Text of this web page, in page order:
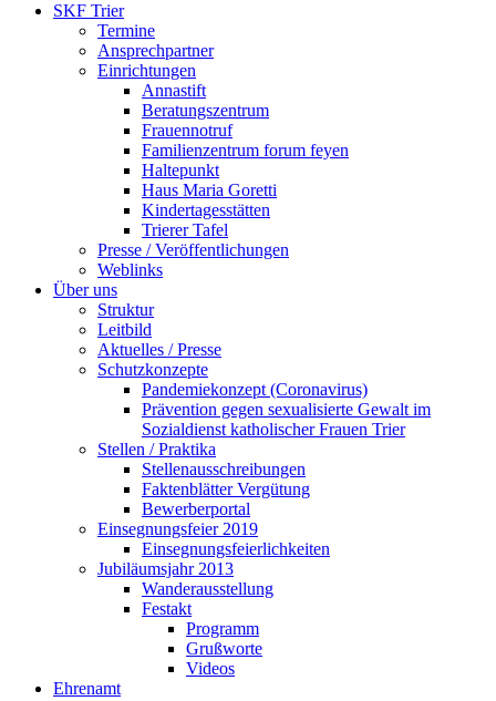
SKF Trier
Termine
Ansprechpartner
Einrichtungen
Annastift
Beratungszentrum
Frauennotruf
Familienzentrum forum feyen
Haltepunkt
Haus Maria Goretti
Kindertagesstätten
Trierer Tafel
Presse / Veröffentlichungen
Weblinks
Über uns
Struktur
Leitbild
Aktuelles / Presse
Schutzkonzepte
Pandemiekonzept (Coronavirus)
Prävention gegen sexualisierte Gewalt im
Sozialdienst katholischer Frauen Trier
Stellen / Praktika
Stellenausschreibungen
Faktenblätter Vergütung
Bewerberportal
Einsegnungsfeier 2019
Einsegnungsfeierlichkeiten
Jubiläumsjahr 2013
Wanderausstellung
Festakt
Programm
Grußworte
Videos
Ehrenamt